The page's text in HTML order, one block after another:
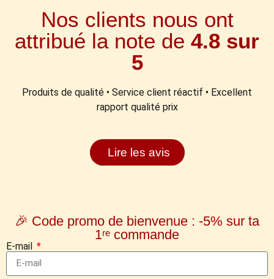
Nos clients nous ont
attribué la note de 4.8 sur
5
Produits de qualité • Service client réactif • Excellent
rapport qualité prix
Lire les avis
🎉 Code promo de bienvenue : -5% sur ta
1ʳᵉ commande
E-mail